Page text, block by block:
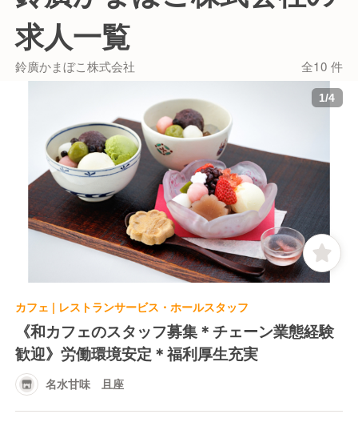
求人一覧
鈴廣かまぼこ株式会社 全10 件
1/4
カフェ | レストランサービス・ホールスタッフ
《和カフェのスタッフ募集＊チェーン業態経験
歓迎》労働環境安定＊福利厚生充実
名水甘味 且座